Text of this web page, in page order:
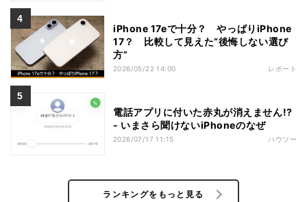
iPhone 17eで十分？ やっぱりiPhone
17？ 比較して見えた“後悔しない選び
方”
2026/05/22 14:00 レポート
電話アプリに付いた赤丸が消えません!?
- いまさら聞けないiPhoneのなぜ
2026/07/17 11:15 ハウツー
ランキングをもっと見る